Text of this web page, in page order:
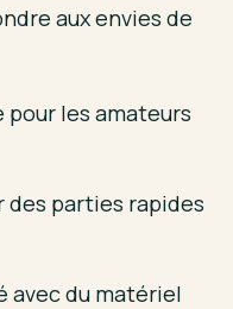
aux envies de
pour les amateurs
des parties rapides
avec du matériel